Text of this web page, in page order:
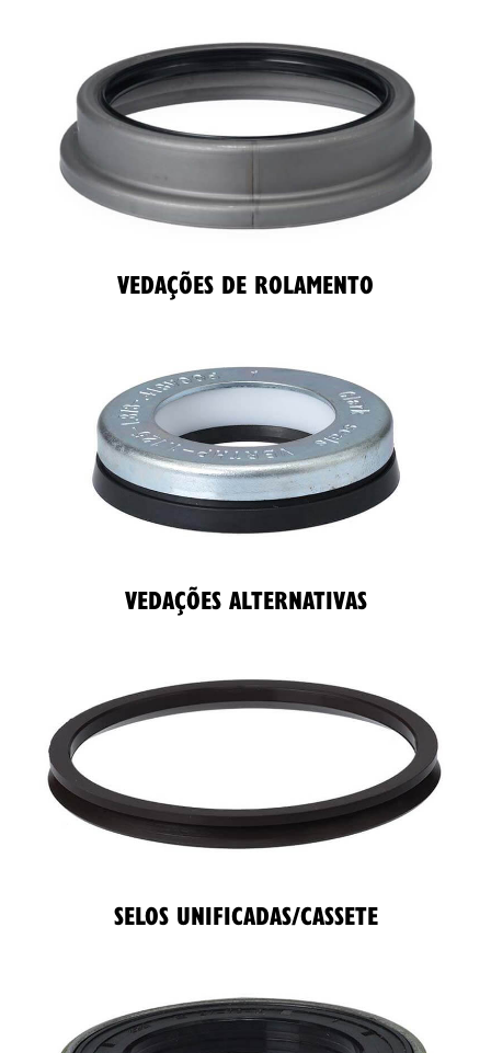
VEDAÇÕES DE ROLAMENTO
VEDAÇÕES ALTERNATIVAS
SELOS UNIFICADAS/CASSETE